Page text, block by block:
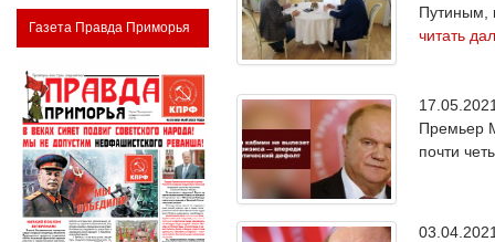
Газета Правда Приморья
Путиным,
читать
Премьер
почти